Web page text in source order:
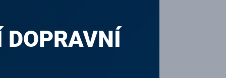
DOPRAVNÍ